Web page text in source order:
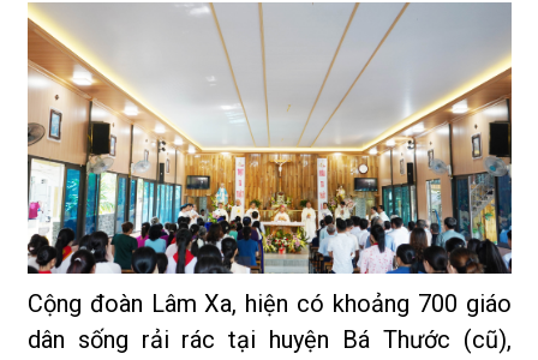
Cộng đoàn Lâm Xa, hiện có khoảng 700 giáo
dân sống rải rác tại huyện Bá Thước (cũ),